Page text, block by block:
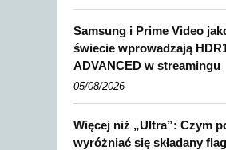
Samsung i Prime Video
świecie wprowadzają
ADVANCED w streamingu
05/08/2026
Więcej niż „Ultra”: Czym
wyróżniać się składany